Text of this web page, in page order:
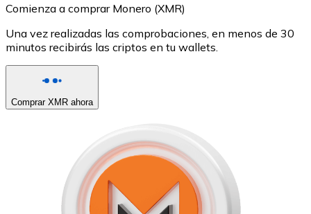
Comienza a comprar Monero (XMR)
Una vez realizadas las comprobaciones, en menos de 30
minutos recibirás las criptos en tu wallets.
Comprar XMR ahora